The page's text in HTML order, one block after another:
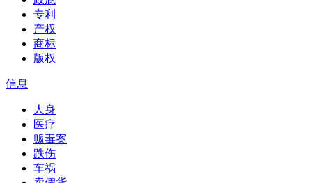
专利
产权
商标
版权
信息
人身
医疗
贩毒案
跌伤
车祸